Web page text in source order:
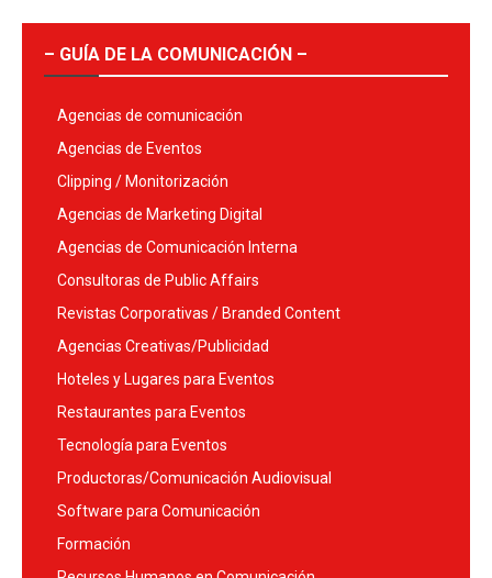
– GUÍA DE LA COMUNICACIÓN –
Agencias de comunicación
Agencias de Eventos
Clipping / Monitorización
Agencias de Marketing Digital
Agencias de Comunicación Interna
Consultoras de Public Affairs
Revistas Corporativas / Branded Content
Agencias Creativas/Publicidad
Hoteles y Lugares para Eventos
Restaurantes para Eventos
Tecnología para Eventos
Productoras/Comunicación Audiovisual
Software para Comunicación
Formación